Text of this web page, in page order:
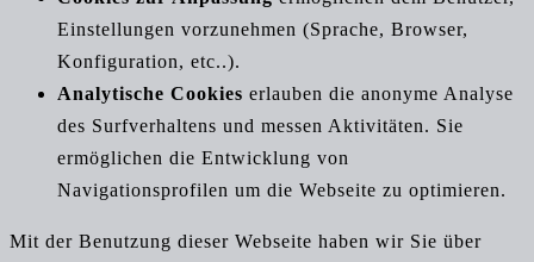
Einstellungen vorzunehmen (Sprache, Browser,
Konfiguration, etc..).
Analytische Cookies erlauben die anonyme Analyse
des Surfverhaltens und messen Aktivitäten. Sie
ermöglichen die Entwicklung von
Navigationsprofilen um die Webseite zu optimieren.
Mit der Benutzung dieser Webseite haben wir Sie über